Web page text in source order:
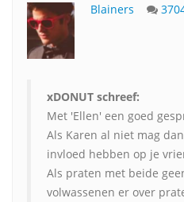
Blainers
xDONUT schreef:
Met 'Ellen' een goed
Als Karen al niet mag
invloed hebben op je
Als praten met beide
volwassenen er over